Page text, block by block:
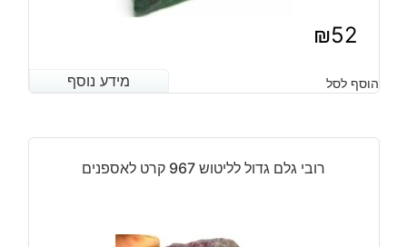
₪52
מידע נוסף הוסף לסל מידע נוסף
רובי גלם גדול לליטוש 967 קרט לאספנים